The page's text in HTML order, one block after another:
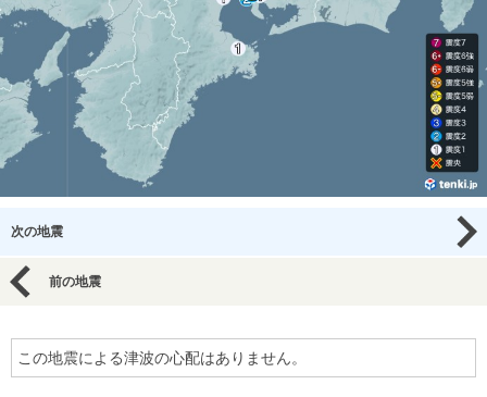
次の地震
前の地震
この地震による津波の心配はありません。